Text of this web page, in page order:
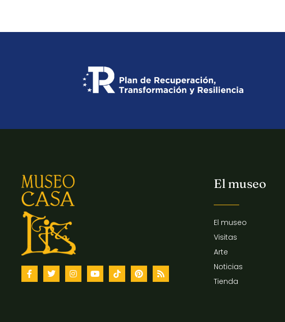
El museo
El museo
Visitas
Arte
Noticias
Tienda